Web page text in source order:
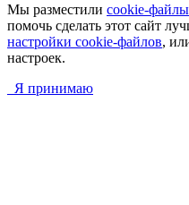
Мы разместили cookie-файлы
помочь сделать этот сайт
настройки cookie-файлов,
настроек.
Я принимаю